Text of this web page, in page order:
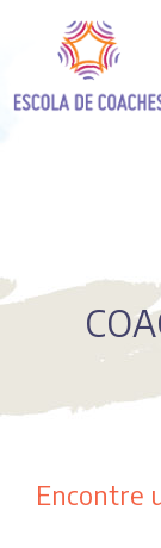
Encontre